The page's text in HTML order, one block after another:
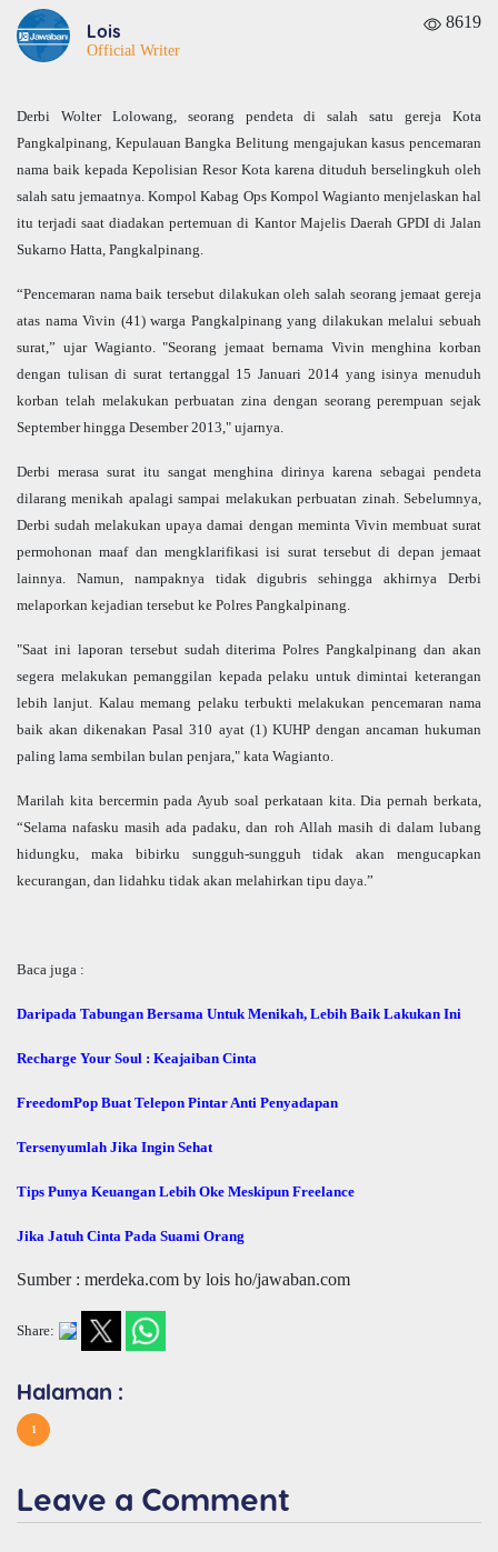
Lois
Official Writer
8619
Derbi Wolter Lolowang, seorang pendeta di salah satu gereja Kota
Pangkalpinang, Kepulauan Bangka Belitung mengajukan kasus pencemaran
nama baik kepada Kepolisian Resor Kota karena dituduh berselingkuh oleh
salah satu jemaatnya. Kompol Kabag Ops Kompol Wagianto menjelaskan hal
itu terjadi saat diadakan pertemuan di Kantor Majelis Daerah GPDI di Jalan
Sukarno Hatta, Pangkalpinang.
“Pencemaran nama baik tersebut dilakukan oleh salah seorang jemaat gereja
atas nama Vivin (41) warga Pangkalpinang yang dilakukan melalui sebuah
surat,” ujar Wagianto. "Seorang jemaat bernama Vivin menghina korban
dengan tulisan di surat tertanggal 15 Januari 2014 yang isinya menuduh
korban telah melakukan perbuatan zina dengan seorang perempuan sejak
September hingga Desember 2013," ujarnya.
Derbi merasa surat itu sangat menghina dirinya karena sebagai pendeta
dilarang menikah apalagi sampai melakukan perbuatan zinah. Sebelumnya,
Derbi sudah melakukan upaya damai dengan meminta Vivin membuat surat
permohonan maaf dan mengklarifikasi isi surat tersebut di depan jemaat
lainnya. Namun, nampaknya tidak digubris sehingga akhirnya Derbi
melaporkan kejadian tersebut ke Polres Pangkalpinang.
"Saat ini laporan tersebut sudah diterima Polres Pangkalpinang dan akan
segera melakukan pemanggilan kepada pelaku untuk dimintai keterangan
lebih lanjut. Kalau memang pelaku terbukti melakukan pencemaran nama
baik akan dikenakan Pasal 310 ayat (1) KUHP dengan ancaman hukuman
paling lama sembilan bulan penjara," kata Wagianto.
Marilah kita bercermin pada Ayub soal perkataan kita. Dia pernah berkata,
“Selama nafasku masih ada padaku, dan roh Allah masih di dalam lubang
hidungku, maka bibirku sungguh-sungguh tidak akan mengucapkan
kecurangan, dan lidahku tidak akan melahirkan tipu daya.”
Baca juga :
Daripada Tabungan Bersama Untuk Menikah, Lebih Baik Lakukan Ini
Recharge Your Soul : Keajaiban Cinta
FreedomPop Buat Telepon Pintar Anti Penyadapan
Tersenyumlah Jika Ingin Sehat
Tips Punya Keuangan Lebih Oke Meskipun Freelance
Jika Jatuh Cinta Pada Suami Orang
Sumber : merdeka.com by lois ho/jawaban.com
Share:
Halaman :
1
Leave a Comment